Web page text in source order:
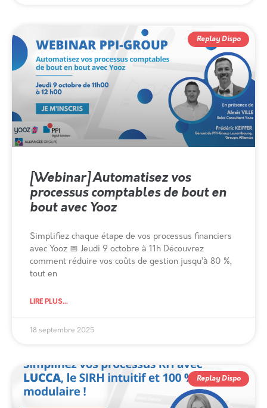
Replay Dispo
[Webinar] Automatisez vos
processus comptables de bout en
bout avec Yooz
Simplifiez chaque étape de vos processus financiers
avec Yooz 📅 Jeudi 9 octobre à 11h Découvrez
comment réduire vos coûts de gestion jusqu’à 80 %,
tout en
LIRE PLUS...
18 septembre 2025
Replay Dispo